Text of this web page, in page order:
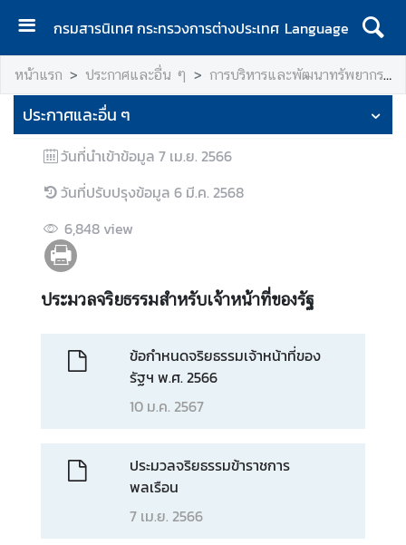
กรมสารนิเทศ กระทรวงการต่างประเทศ Language
ห
น้
แ
ร
ก
กี่
ย
ว
กั
หน้าแรก ประกาศและอื่น ๆ การบริหารและพัฒนาทรัพยากรบุคคล
ประกาศและอื่น ๆ
วันที่นำเข้าข้อมูล 7 เม.ย. 2566
วันที่ปรับปรุงข้อมูล 6 มี.ค. 2568
6,848 view
ประมวลจริยธรรมสำหรับเจ้าหน้าที่ของรัฐ
ข้อกำหนดจริยธรรมเจ้าหน้าที่ของ
รัฐฯ พ.ศ. 2566
10 ม.ค. 2567
ประมวลจริยธรรมข้าราชการ
พลเรือน
7 เม.ย. 2566